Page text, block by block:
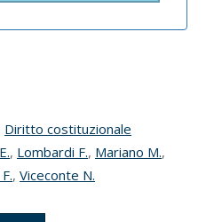
Diritto costituzionale
, Lombardi F., Mariano M.,
, Viceconte N.